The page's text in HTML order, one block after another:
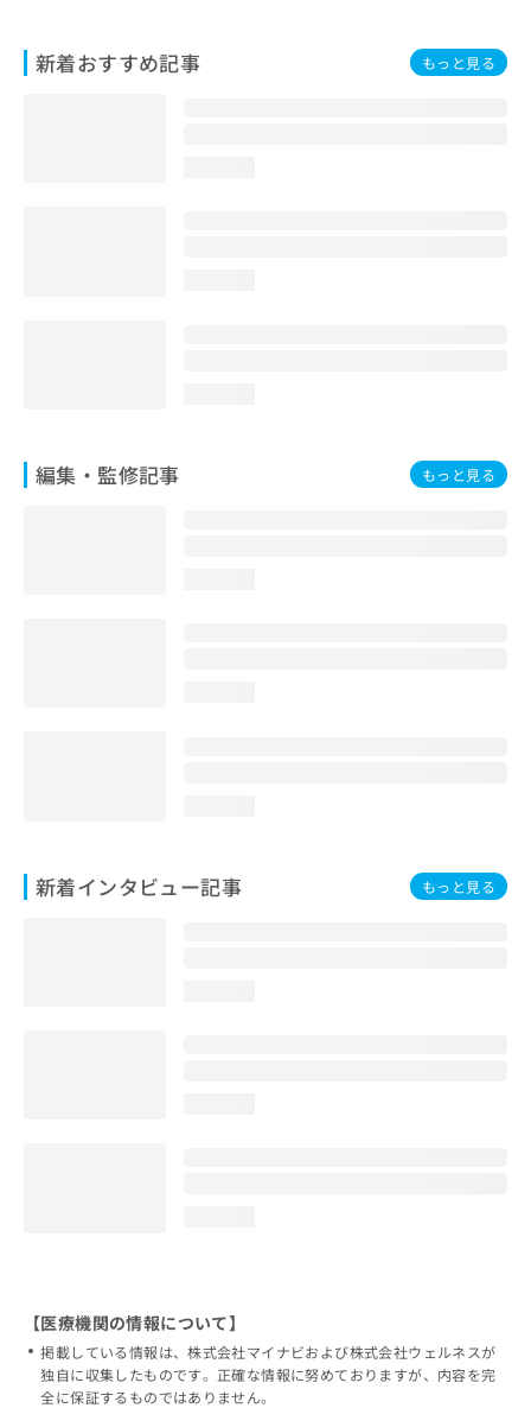
新着おすすめ記事 もっと見る
編集・監修記事 もっと見る
新着インタビュー記事 もっと見る
い
【医療機関の情報について】
掲載している情報は、株式会社マイナビおよび株式会社ウェルネスが
独自に収集したものです。正確な情報に努めておりますが、内容を完
全に保証するものではありません。